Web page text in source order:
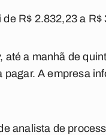
R$ 2.832,23 a R$
até a manhã de
pagar. A empresa
analista de